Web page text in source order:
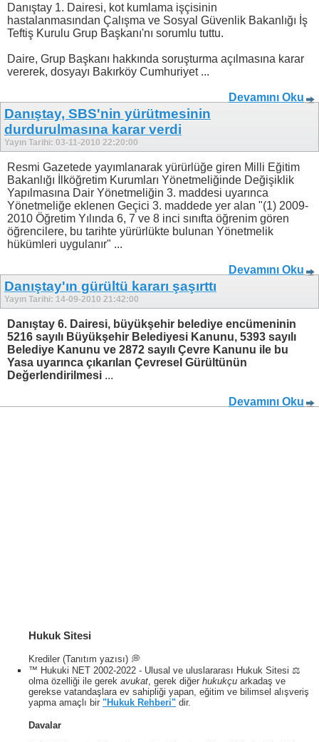
Danıştay 1. Dairesi, kot kumlama işçisinin
hastalanmasından Çalışma ve Sosyal Güvenlik Bakanlığı İş
Teftiş Kurulu Grup Başkanı'nı sorumlu tuttu.
Daire, Grup Başkanı hakkında soruşturma açılmasına karar
vererek, dosyayı Bakırköy Cumhuriyet ...
Devamını Oku
Danıştay, SBS'nin yürütmesinin
durdurulmasına karar verdi
Yayın Tarihi: 03-11-2010 22:20:00
Resmi Gazetede yayımlanarak yürürlüğe giren Milli Eğitim
Bakanlığı İlköğretim Kurumları Yönetmeliğinde Değişiklik
Yapılmasına Dair Yönetmeliğin 3. maddesi uyarınca
Yönetmeliğe eklenen Geçici 3. maddede yer alan "(1) 2009-
2010 Öğretim Yılında 6, 7 ve 8 inci sınıfta öğrenim gören
öğrencilere, bu tarihte yürürlükte bulunan Yönetmelik
hükümleri uygulanır" ...
Devamını Oku
Danıştay'ın gürültü kararı şaşırttı
Yayın Tarihi: 14-09-2010 21:42:00
Danıştay 6. Dairesi, büyükşehir belediye encümeninin
5216 sayılı Büyükşehir Belediyesi Kanunu, 5393 sayılı
Belediye Kanunu ve 2872 sayılı Çevre Kanunu ile bu
Yasa uyarınca çıkarılan Çevresel Gürültünün
Değerlendirilmesi ...
Devamını Oku
Hukuk Sitesi
Krediler (Tanıtım yazısı) 💭
™ Hukuki NET 2002-2022 - Ulusal ve uluslararası Hukuk Sitesi ⚖️
olma özelliği ile gerek avukat , gerek diğer hukukçu arkadaş ve
gerekse vatandaşlara ev sahipliği yapan, eğitim ve bilimsel alışveriş
yapma amaçlı bir "Hukuk Rehberi" dir.
Davalar